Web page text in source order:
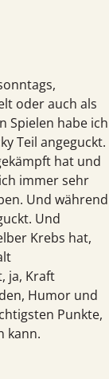
oder auch als
Spielen habe ich
Teil angeguckt.
hat und
immer sehr
Und während
Und
Krebs hat,
ja, Kraft
Humor und
Punkte,
kann.